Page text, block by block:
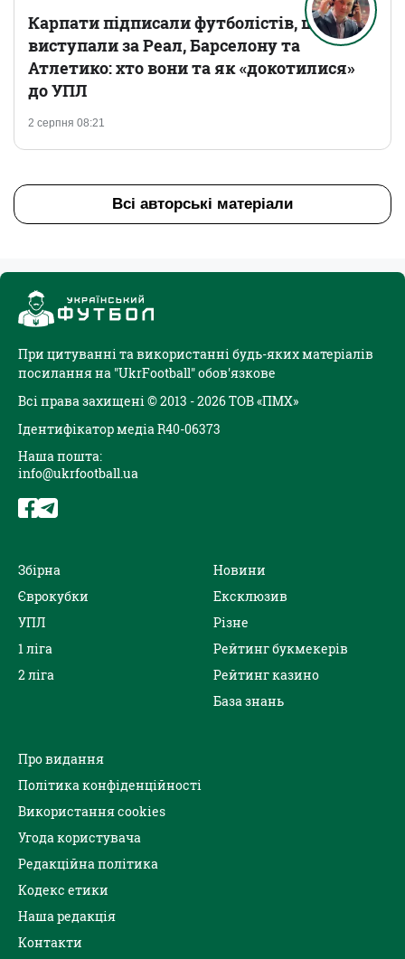
2 серпня 08:21
Карпати підписали футболістів, що
виступали за Реал, Барселону та
Атлетико: хто вони та як «докотилися»
до УПЛ
Всі авторські матеріали
При цитуванні та використанні будь-яких матеріалів
посилання на "UkrFootball" обов'язкове
Всі права захищені © 2013 - 2026 ТОВ «ПМХ»
Ідентифікатор медіа R40-06373
Наша пошта:
info@ukrfootball.ua
Збірна
Єврокубки
УПЛ
1 ліга
2 ліга
Новини
Ексклюзив
Різне
Рейтинг букмекерів
Рейтинг казино
База знань
Про видання
Політика конфіденційності
Використання cookies
Угода користувача
Редакційна політика
Кодекс етики
Наша редакція
Контакти